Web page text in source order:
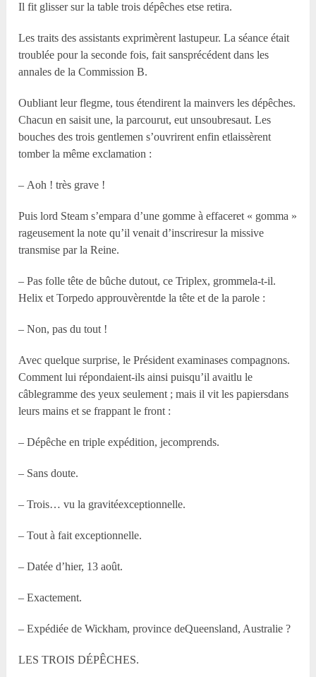
Il fit glisser sur la table trois dépêches etse retira.
Les traits des assistants exprimèrent lastupeur. La séance était
troublée pour la seconde fois, fait sansprécédent dans les
annales de la Commission B.
Oubliant leur flegme, tous étendirent la mainvers les dépêches.
Chacun en saisit une, la parcourut, eut unsoubresaut. Les
bouches des trois gentlemen s’ouvrirent enfin etlaissèrent
tomber la même exclamation :
– Aoh ! très grave !
Puis lord Steam s’empara d’une gomme à effaceret « gomma »
rageusement la note qu’il venait d’inscriresur la missive
transmise par la Reine.
– Pas folle tête de bûche dutout, ce Triplex, grommela-t-il.
Helix et Torpedo approuvèrentde la tête et de la parole :
– Non, pas du tout !
Avec quelque surprise, le Président examinases compagnons.
Comment lui répondaient-ils ainsi puisqu’il avaitlu le
câblegramme des yeux seulement ; mais il vit les papiersdans
leurs mains et se frappant le front :
– Dépêche en triple expédition, jecomprends.
– Sans doute.
– Trois… vu la gravitéexceptionnelle.
– Tout à fait exceptionnelle.
– Datée d’hier, 13 août.
– Exactement.
– Expédiée de Wickham, province deQueensland, Australie ?
LES TROIS DÉPÊCHES.